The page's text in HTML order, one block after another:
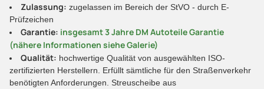
Zulassung: zugelassen im Bereich der StVO - durch E-
Prüfzeichen
Garantie: insgesamt 3 Jahre DM Autoteile Garantie
(nähere Informationen siehe Galerie)
Qualität: hochwertige Qualität von ausgewählten ISO-
zertifizierten Herstellern. Erfüllt sämtliche für den Straßenverkehr
benötigten Anforderungen. Streuscheibe aus